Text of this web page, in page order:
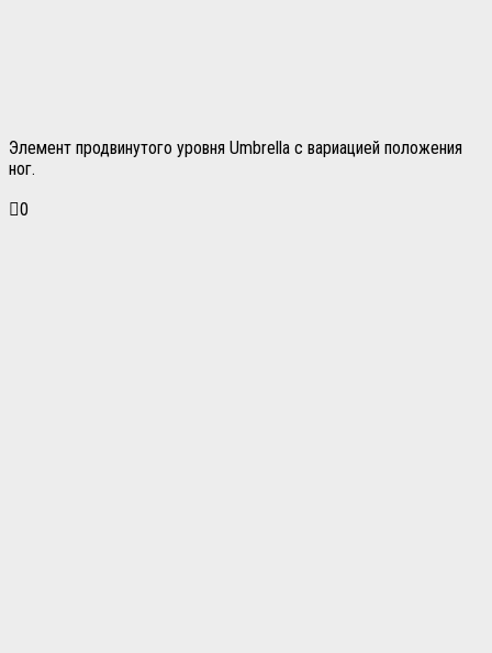
Элемент продвинутого уровня Umbrella с вариацией положения
ног.
0